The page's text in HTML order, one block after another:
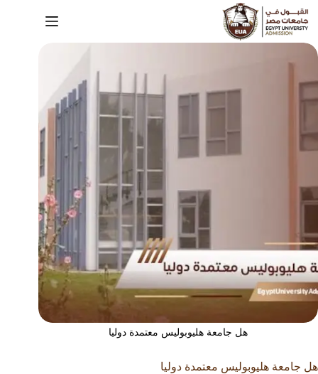
هل جامعة هليوبوليس معتمدة دوليا
هل جامعة هليوبوليس معتمدة دوليا